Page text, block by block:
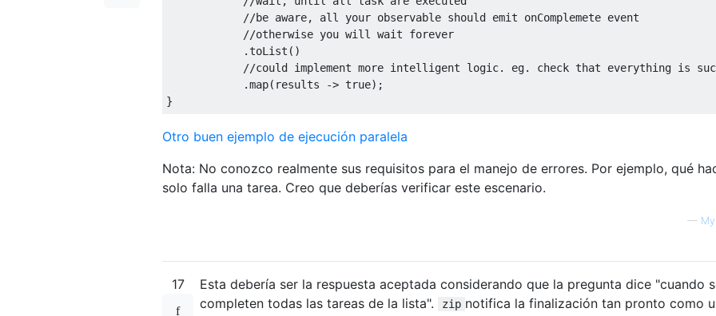
//be aware, all your observable should emit onComplemete event
//otherwise you will wait forever
            .toList()
//could implement more intelligent logic. eg. check that everything is
            .map(results ->
true);
Otro buen ejemplo de ejecución paralela
Nota: No conozco realmente sus requisitos para el manejo de errores. Por ejemplo, qué
solo falla una tarea. Creo que deberías verificar este escenario.
—
17
Esta debería ser la respuesta aceptada considerando que la pregunta dice "cuando
completen todas las tareas de la lista".
zip notifica la finalización tan pronto como